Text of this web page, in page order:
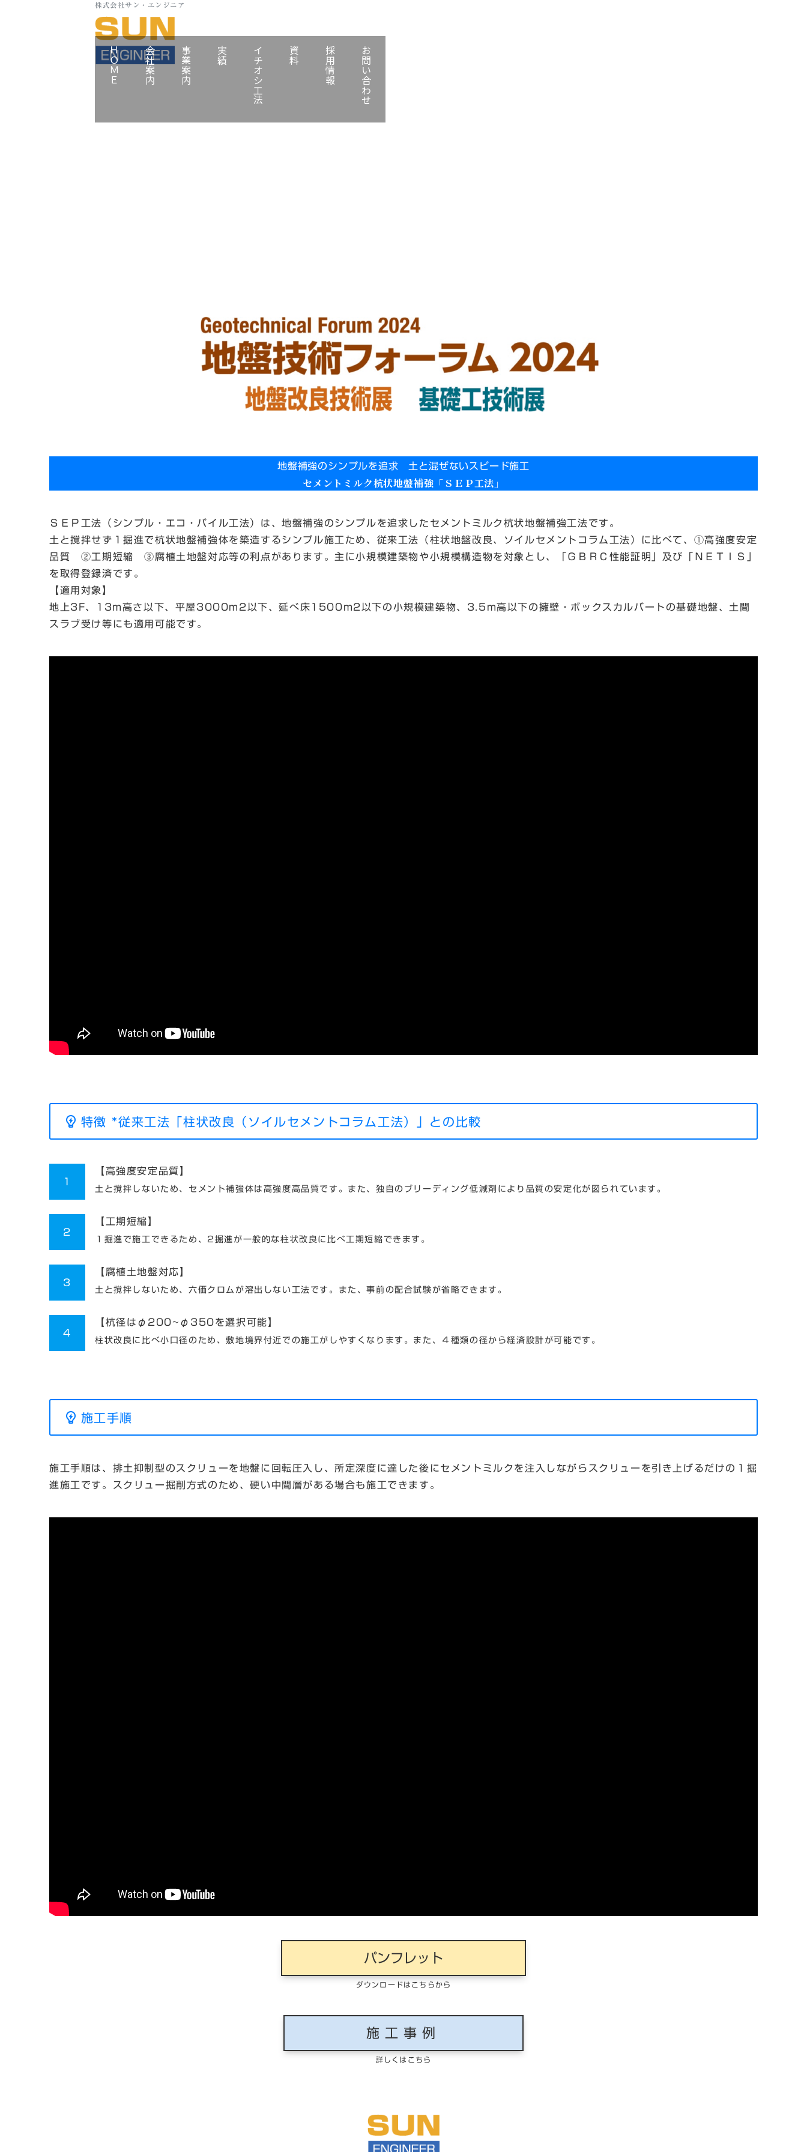
株式会社サン・エンジニア
ＨＯＭＥ 会社案内 事業案内 実績 イチオシ工法 資料 採用情報 お問い合わせ
地盤補強のシンプルを追求 土と混ぜないスピード施工
セメントミルク杭状地盤補強「ＳＥＰ工法」
ＳＥＰ工法（シンプル・エコ・パイル工法）は、地盤補強のシンプルを追求したセメントミルク杭状地盤補強工法です。
土と撹拌せず１掘進で杭状地盤補強体を築造するシンプル施工ため、従来工法（柱状地盤改良、ソイルセメントコラム工法）に比べて、①高強度安定
品質 ②工期短縮 ③腐植土地盤対応等の利点があります。主に小規模建築物や小規模構造物を対象とし、「ＧＢＲＣ性能証明」及び「ＮＥＴＩＳ」
を取得登録済です。
【適用対象】
地上3F、13m高さ以下、平屋3000m2以下、延べ床1500m2以下の小規模建築物、3.5m高以下の擁壁・ボックスカルバートの基礎地盤、土間
スラブ受け等にも適用可能です。
特徴 *従来工法「柱状改良（ソイルセメントコラム工法）」との比較
1
【高強度安定品質】
土と撹拌しないため、セメント補強体は高強度高品質です。また、独自のブリーディング低減剤により品質の安定化が図られています。
2
【工期短縮】
１掘進で施工できるため、2掘進が一般的な柱状改良に比べ工期短縮できます。
3
【腐植土地盤対応】
土と撹拌しないため、六価クロムが溶出しない工法です。また、事前の配合試験が省略できます。
4
【 杭径はφ200~φ350を選択可能 】
柱状改良に比べ小口径のため、敷地境界付近での施工がしやすくなります。また、４種類の径から経済設計が可能です。
施工手順
施工手順は、排土抑制型のスクリューを地盤に回転圧入し、所定深度に達した後にセメントミルクを注入しながらスクリューを引き上げるだけの１掘
進施工です。スクリュー掘削方式のため、硬い中間層がある場合も施工できます。
パンフレット
ダウンロードはこちらから
施工事例
詳しくはこちら